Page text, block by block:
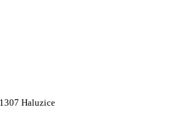
Haluzice